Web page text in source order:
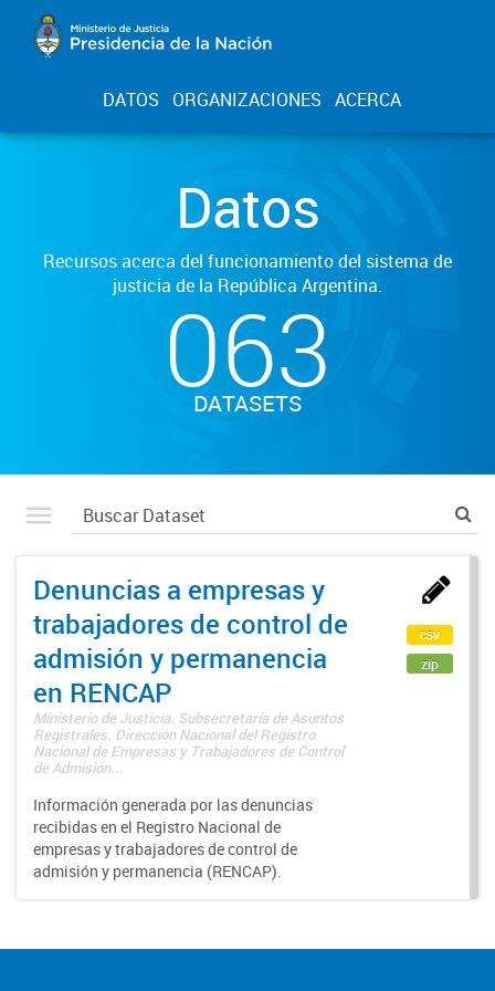
DATOS ORGANIZACIONES ACERCA
Datos
Recursos acerca del funcionamiento del sistema de
justicia de la República Argentina.
063
DATASETS
Denuncias a empresas y
trabajadores de control de
admisión y permanencia
en RENCAP
Ministerio de Justicia. Subsecretaría de Asuntos
Registrales. Dirección Nacional del Registro
Nacional de Empresas y Trabajadores de Control
de Admisión...
Información generada por las denuncias
recibidas en el Registro Nacional de
empresas y trabajadores de control de
admisión y permanencia (RENCAP).
csv
zip